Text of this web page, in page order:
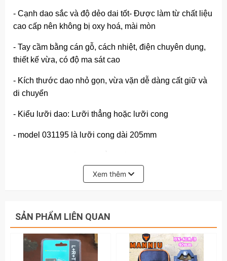
- Cạnh dao sắc và độ dẻo dai tốt- Được làm từ chất liệu
cao cấp nên không bị oxy hoá, mài mòn
- Tay cầm bằng cán gỗ, cách nhiệt, điện chuyên dụng,
thiết kế vừa, có độ ma sát cao
- Kích thước dao nhỏ gọn, vừa vặn dễ dàng cất giữ và
di chuyển
- Kiểu lưỡi dao: Lưỡi thẳng hoặc lưỡi cong
- model 031195 là lưỡi cong dài 205mm
Hãy liên hệ với kamytools để biết thêm thông tin chi tiết
031205
Xem thêm
SẢN PHẨM LIÊN QUAN